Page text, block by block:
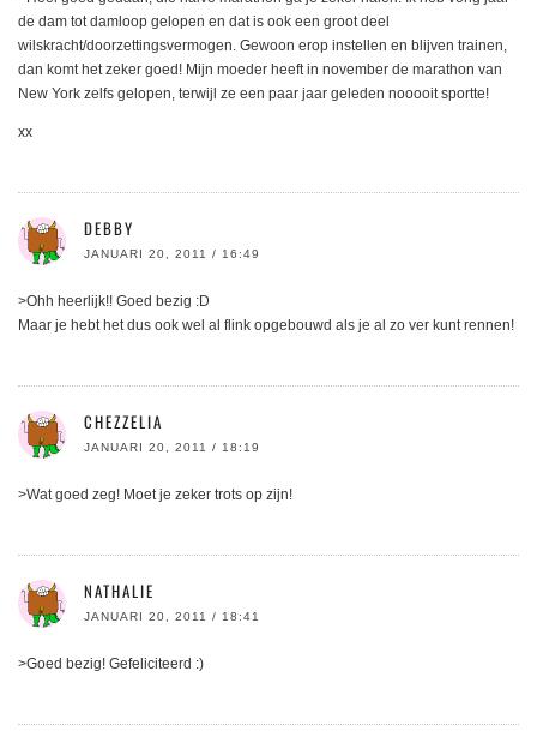
de dam tot damloop gelopen en dat is ook een groot deel
wilskracht/doorzettingsvermogen. Gewoon erop instellen en blijven trainen,
dan komt het zeker goed! Mijn moeder heeft in november de marathon van
New York zelfs gelopen, terwijl ze een paar jaar geleden nooooit sportte!
xx
DEBBY
JANUARI 20, 2011 / 16:49
>Ohh heerlijk!! Goed bezig :D
Maar je hebt het dus ook wel al flink opgebouwd als je al zo ver kunt rennen!
CHEZZELIA
JANUARI 20, 2011 / 18:19
>Wat goed zeg! Moet je zeker trots op zijn!
NATHALIE
JANUARI 20, 2011 / 18:41
>Goed bezig! Gefeliciteerd :)